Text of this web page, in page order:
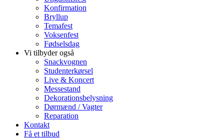
Konfirmation
Bryllup
Temafest
Voksenfest
Fødselsdag
Vi tilbyder også
Snackvognen
Studenterkørsel
Live & Koncert
Messestand
Dekorationsbelysning
Dørmænd / Vagter
Reparation
Kontakt
Få et tilbud